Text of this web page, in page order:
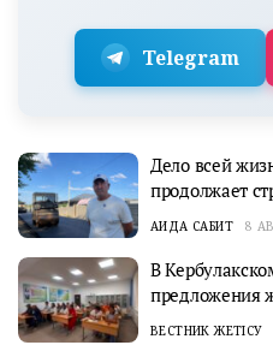
Telegram
Дело всей
продолжает
АИДА САБИТ 8
В
предложения
ВЕСТНИК ЖЕТІСУ